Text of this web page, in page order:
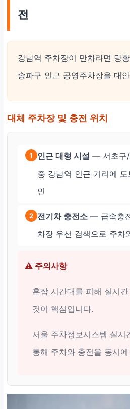
전
강남역 주차장이 만차라면 당
송파구 인근 공영주차장을 대
대체 주차장 및 충전 위치
1 인근 대형 시설 — 서초구/
중 강남역 인근 거리에
인
2 전기차 충전소 — 급속충
차장 우선 검색으로 주차
⚠️ 주의사항
혼잡 시간대를 피해 실시
것이 핵심입니다.
서울 주차정보시스템 실시
통해 주차와 충전을 동시